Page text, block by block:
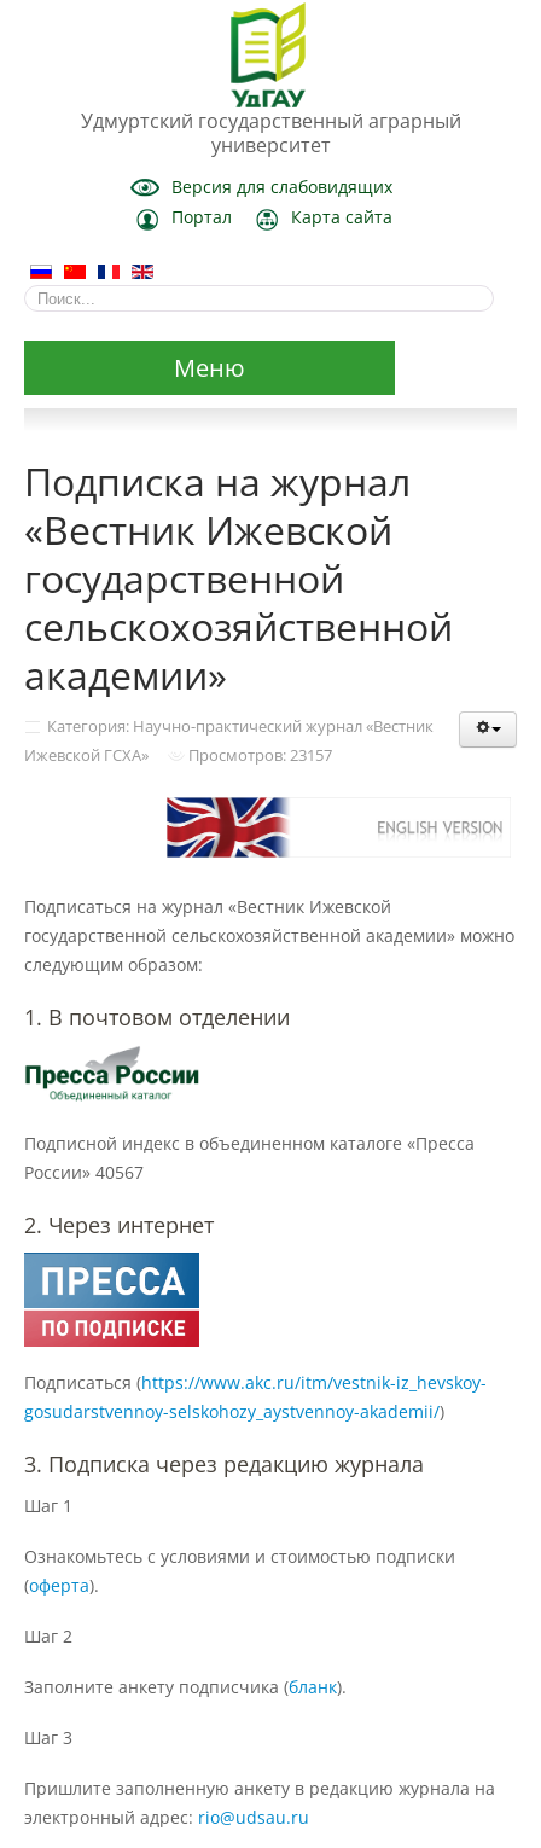
Удмуртский государственный аграрный
университет
Версия для слабовидящих
Портал
Карта сайта
Меню
Основные сведения
образовательной организацией
Образовательные стандарты и
требования
Образование
Педагогический состав
Материально-техническое
образовательного процесса
Стипендии и меры поддержки
обучающихся
Платные образовательные услуги
Финансово-хозяйственная
деятельность
Вакантные места для приёма
Международное сотрудничество
образовательной организации
Подписка на журнал
«Вестник Ижевской
государственной
сельскохозяйственной
академии»
Категория: Научно-практический журнал «Вестник
Ижевской ГСХА»
Просмотров: 23157
Подписаться на журнал «Вестник Ижевской
государственной сельскохозяйственной академии» можно
следующим образом:
1. В почтовом отделении
Подписной индекс в объединенном каталоге «Пресса
России» 40567
2. Через интернет
Подписаться (https://www.akc.ru/itm/vestnik-iz_hevskoy-
gosudarstvennoy-selskohozy_aystvennoy-akademii/)
3. Подписка через редакцию журнала
Шаг 1
Ознакомьтесь с условиями и стоимостью подписки
(оферта).
Шаг 2
Заполните анкету подписчика (бланк).
Шаг 3
Пришлите заполненную анкету в редакцию журнала на
электронный адрес: rio@udsau.ru